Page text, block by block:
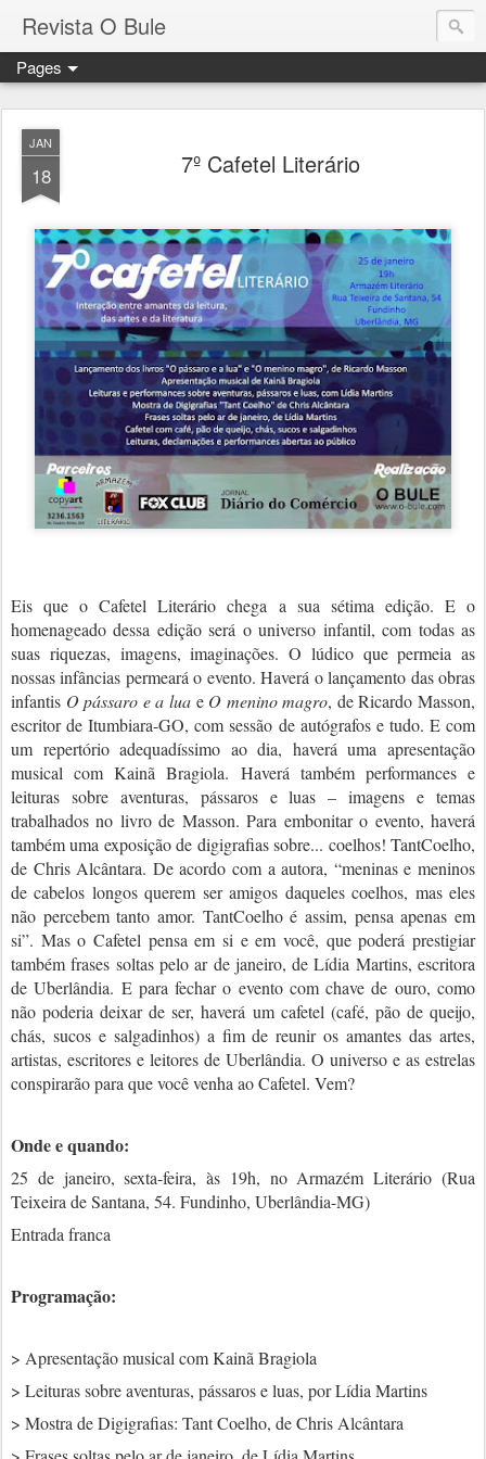
Revista O Bule
Pages
JAN
18 7º Cafetel Literário
Eis que o Cafetel Literário chega a sua sétima edição. E o
homenageado dessa edição será o universo infantil, com todas as
suas riquezas, imagens, imaginações. O lúdico que permeia as
nossas infâncias permeará o evento. Haverá o lançamento das obras
infantis O pássaro e a luae O menino magro, de Ricardo Masson,
escritor de Itumbiara-GO, com sessão de autógrafos e tudo. E com
um repertório adequadíssimo ao dia, haverá uma apresentação
musical com Kainã Bragiola. Haverá também performances e
leituras sobre aventuras, pássaros e luas – imagens e temas
trabalhados no livro de Masson. Para embonitar o evento, haverá
também uma exposição de digigrafias sobre... coelhos! TantCoelho,
de Chris Alcântara. De acordo com a autora, “meninas e meninos
de cabelos longos querem ser amigos daqueles coelhos, mas eles
não percebem tanto amor. TantCoelho é assim, pensa apenas em
si”. Mas o Cafetel pensa em si e em você, que poderá prestigiar
tambémfrases soltas pelo ar de janeiro,de Lídia Martins, escritora
de Uberlândia. E para fechar o evento com chave de ouro, como
não poderia deixar de ser, haverá um cafetel (café, pão de queijo,
chás, sucos e salgadinhos) a fim de reunir os amantes das artes,
artistas, escritores e leitores de Uberlândia. O universo e as estrelas
conspirarão para que você venha ao Cafetel. Vem?
Onde e quando:
25 de janeiro, sexta-feira, às 19h, no Armazém Literário (Rua
Teixeira de Santana, 54. Fundinho, Uberlândia-MG)
Entrada franca
Programação:
> Apresentação musical com Kainã Bragiola
> Leituras sobre aventuras, pássaros e luas, por Lídia Martins
> Mostra de Digigrafias: Tant Coelho, deChris Alcântara